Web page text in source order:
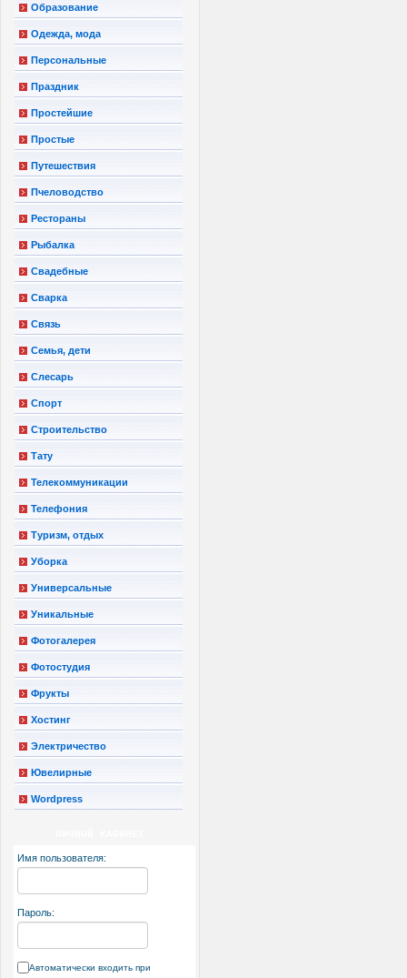
Образование
Одежда, мода
Персональные
Праздник
Простейшие
Простые
Путешествия
Пчеловодство
Рестораны
Рыбалка
Свадебные
Сварка
Связь
Семья, дети
Слесарь
Спорт
Строительство
Тату
Телекоммуникации
Телефония
Туризм, отдых
Уборка
Универсальные
Уникальные
Фотогалерея
Фотостудия
Фрукты
Хостинг
Электричество
Ювелирные
Wordpress
Имя пользователя:
Пароль:
Автоматически входить при